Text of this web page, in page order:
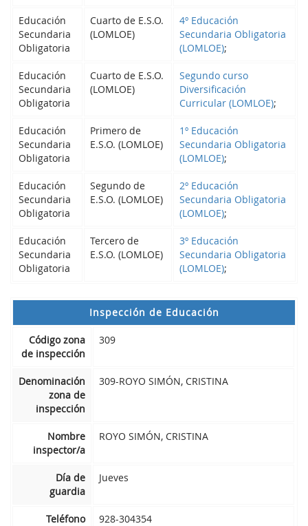
Educación
Secundaria
Obligatoria
Cuarto de E.S.O.
(LOMLOE)
4º Educación
Secundaria Obligatoria
(LOMLOE);
Educación
Secundaria
Obligatoria
Cuarto de E.S.O.
(LOMLOE)
Segundo curso
Diversificación
Curricular (LOMLOE);
Educación
Secundaria
Obligatoria
Primero de
E.S.O. (LOMLOE)
1º Educación
Secundaria Obligatoria
(LOMLOE);
Educación
Secundaria
Obligatoria
Segundo de
E.S.O. (LOMLOE)
2º Educación
Secundaria Obligatoria
(LOMLOE);
Educación
Secundaria
Obligatoria
Tercero de
E.S.O. (LOMLOE)
3º Educación
Secundaria Obligatoria
(LOMLOE);
Inspección de Educación
Código zona
de inspección
309
Denominación
zona de
inspección
309-ROYO SIMÓN, CRISTINA
Nombre
inspector/a
ROYO SIMÓN, CRISTINA
Día de
guardia
Jueves
Teléfono 928-304354